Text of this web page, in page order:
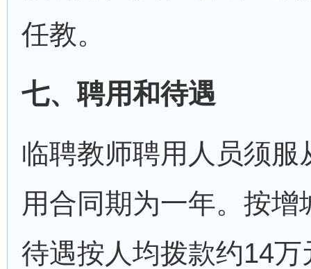
任教。
七、聘用和待遇
临聘教师聘用人员须
用合同期为一年。按
待遇按人均拨款约14